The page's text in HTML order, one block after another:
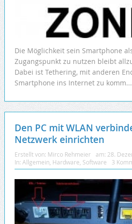
Die Möglichkeit sein Smartphone
Zugangspunkt zu nutzen bleibt
Dabei ist Tethering, mit anderen
Smartphone ins Internet zu komm...
Den PC mit WLAN
Netzwerk einrichten
Erstellt von: Mirco Rehmeier am: 28.
In: Allgemein Hardware Software 3